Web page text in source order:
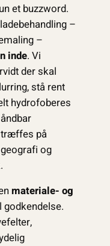
et buzzword.
–
–
inde. Vi
der skal
stå rent
hydrofoberes
træffes på
og
materiale- og